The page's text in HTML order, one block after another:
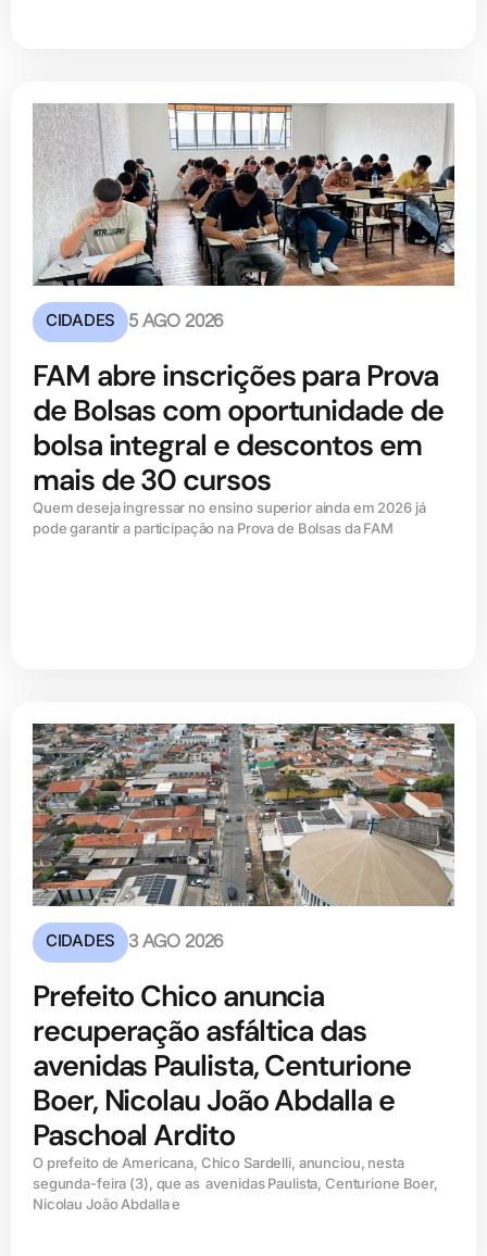
CIDADES 5 AGO 2026
FAM abre inscrições para Prova
de Bolsas com oportunidade de
bolsa integral e descontos em
mais de 30 cursos
Quem deseja ingressar no ensino superior ainda em 2026 já
pode garantir a participação na Prova de Bolsas da FAM
CIDADES 3 AGO 2026
Prefeito Chico anuncia
recuperação asfáltica das
avenidas Paulista, Centurione
Boer, Nicolau João Abdalla e
Paschoal Ardito
O prefeito de Americana, Chico Sardelli, anunciou, nesta
segunda-feira (3), que as avenidas Paulista, Centurione Boer,
Nicolau João Abdalla e